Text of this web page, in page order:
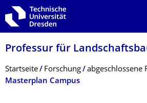
Zur Hauptnavigation springen
Zur Suche springen
Zum Inhalt springen
Professur für
Breadcrumb-Menü
Startseite Forschung
abgeschlossene
Masterplan Campus